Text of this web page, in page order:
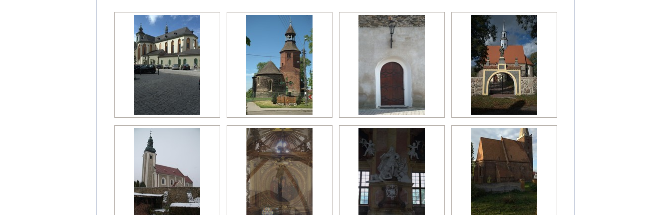
renesans?
romanizm
romanizm (relikty)
wczesny barok
wczesny klasycyzm wczesny renesans